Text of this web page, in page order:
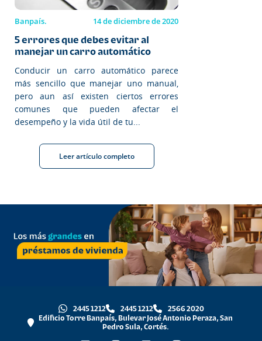
Banpaís. 14 de diciembre de 2020
5 errores que debes evitar al
manejar un carro automático
Conducir un carro automático parece
más sencillo que manejar uno manual,
pero aun así existen ciertos errores
comunes que pueden afectar el
desempeño y la vida útil de tu...
Leer artículo completo
2445 1212 2445 1212
2566 2020
Edificio Torre Banpaís, Bulevar José Antonio Peraza, San
Pedro Sula, Cortés.